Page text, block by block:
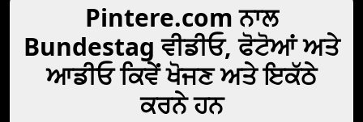
Pintere.com ਨਾਲ
Bundestag ਵੀਡੀਓ, ਫੋਟੋਆਂ ਅਤੇ
ਆਡੀਓ ਕਿਵੇਂ ਖੋਜਣ ਅਤੇ ਇਕੱਠੇ
ਕਰਨੇ ਹਨ